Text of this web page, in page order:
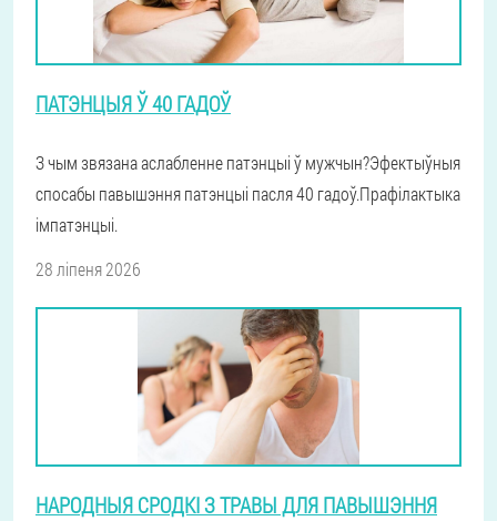
ПАТЭНЦЫЯ Ў 40 ГАДОЎ
З чым звязана аслабленне патэнцыі ў мужчын?Эфектыўныя
спосабы павышэння патэнцыі пасля 40 гадоў.Прафілактыка
імпатэнцыі.
28 ліпеня 2026
НАРОДНЫЯ СРОДКІ З ТРАВЫ ДЛЯ ПАВЫШЭННЯ